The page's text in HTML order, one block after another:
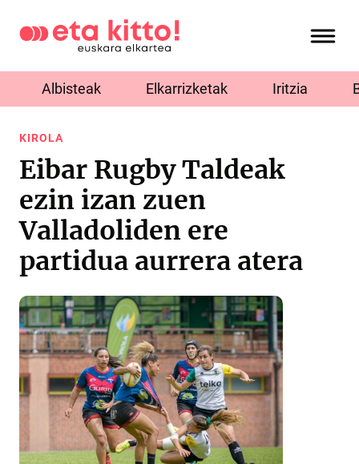
Albisteak Elkarrizketak Iritzia
KIROLA
Eibar Rugby Taldeak
ezin izan zuen
Valladoliden ere
partidua aurrera atera